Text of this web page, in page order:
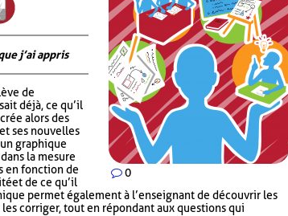
0
j’ai appris
de
déjà, ce qu’il
alors des
ses nouvelles
graphique
la mesure
en fonction de
et de ce qu’il
permet également à l’enseignant de découvrir les
corriger, tout en répondant aux questions qui